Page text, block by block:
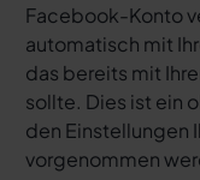
Facebook-Konto
automatisch mit
das bereits mit
sollte. Dies ist ein
den Einstellungen
vorgenommen